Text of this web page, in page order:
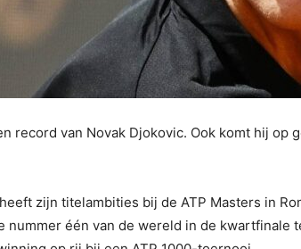
record van Novak Djokovic. Ook komt hij op
zijn titelambities bij de ATP Masters in
nummer één van de wereld in de kwartfinale